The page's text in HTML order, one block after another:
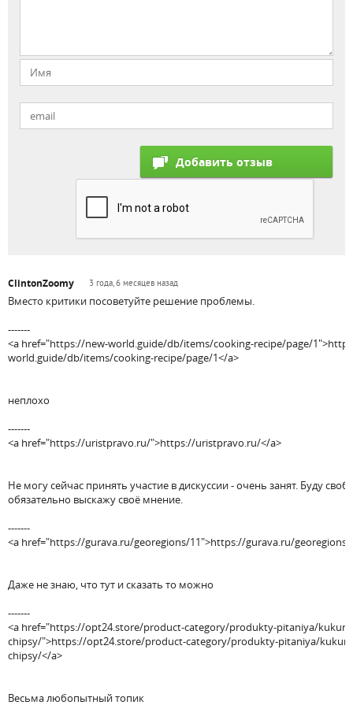
ClintonZoomy 3 года, 6 месяцев назад
Вместо критики посоветуйте решение проблемы.
-------
<a href="https://new-world.guide/db/items/cooking-recipe/page/
world.guide/db/items/cooking-recipe/page/1</a>
неплохо
-------
<a href="https://uristpravo.ru/">https://uristpravo.ru/</a>
Не могу сейчас принять участие в дискуссии - очень занят. Буду
обязательно выскажу своё мнение.
-------
<a href="https://gurava.ru/georegions/11">https://gurava.ru/georegions/
Даже не знаю, что тут и сказать то можно
-------
<a href="https://opt24.store/product-category/produkty-pitaniya/
chipsy/">https://opt24.store/product-category/produkty-pitaniya/
chipsy/</a>
Весьма любопытный топик